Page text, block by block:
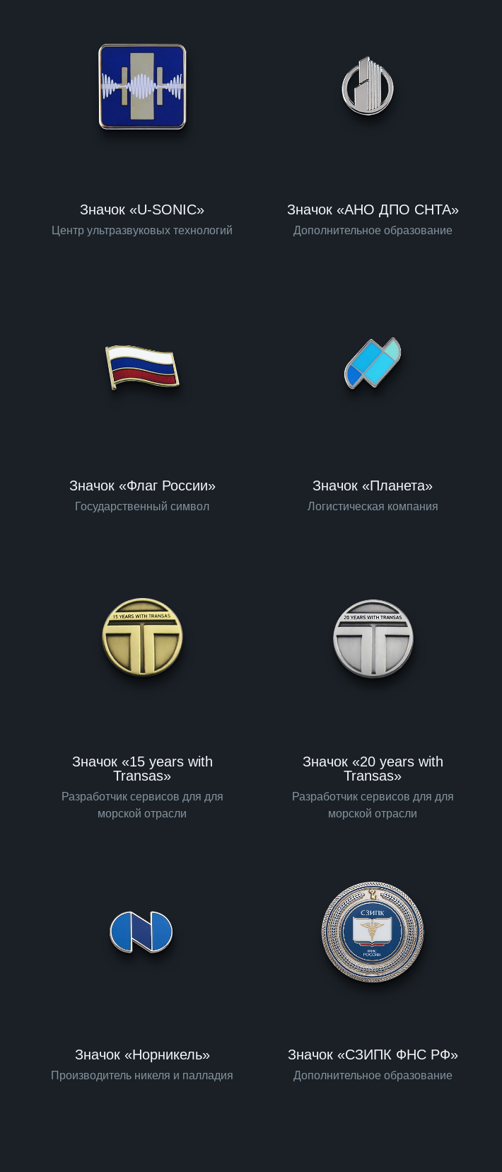
Значок «U-SONIC»
Центр ультразвуковых технологий
Значок «АНО ДПО СНТА»
Дополнительное образование
Значок «Флаг России»
Государственный символ
Значок «Планета»
Логистическая компания
Значок «15 years with
Transas»
Разработчик сервисов для для
морской отрасли
Значок «20 years with
Transas»
Разработчик сервисов для для
морской отрасли
Значок «Норникель»
Производитель никеля и палладия
Значок «СЗИПК ФНС РФ»
Дополнительное образование